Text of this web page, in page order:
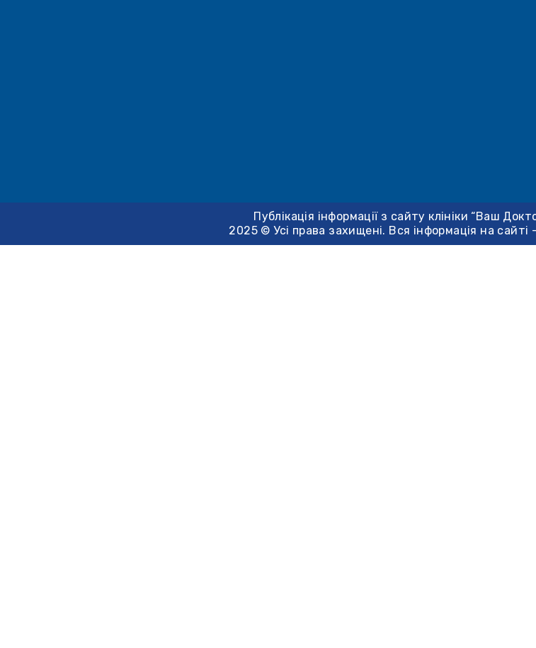
Публікація інформації з сайту клініки “Ваш
2025 © Усі права захищені. Вся інформація на сайті